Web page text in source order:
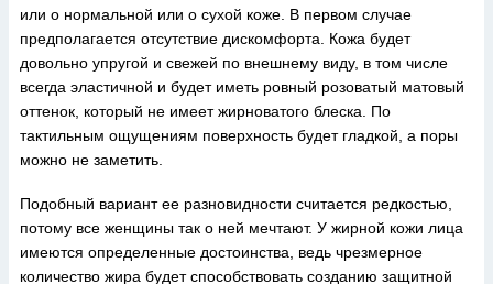
или о нормальной или о сухой коже. В первом случае
предполагается отсутствие дискомфорта. Кожа будет
довольно упругой и свежей по внешнему виду, в том числе
всегда эластичной и будет иметь ровный розоватый матовый
оттенок, который не имеет жирноватого блеска. По
тактильным ощущениям поверхность будет гладкой, а поры
можно не заметить.
Подобный вариант ее разновидности считается редкостью,
потому все женщины так о ней мечтают. У жирной кожи лица
имеются определенные достоинства, ведь чрезмерное
количество жира будет способствовать созданию защитной